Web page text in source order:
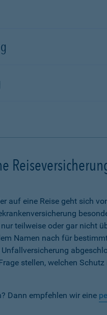
auf eine Reise geht sich
teilweise oder gar nicht
Namen nach für
stellen, welchen
Dann empfehlen wir eine